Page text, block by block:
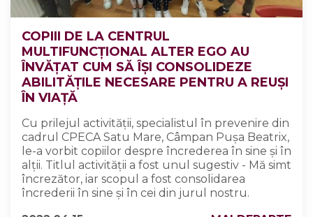
COPIII DE LA CENTRUL
MULTIFUNCȚIONAL ALTER EGO AU
ÎNVĂȚAT CUM SĂ ÎȘI CONSOLIDEZE
ABILITĂȚILE NECESARE PENTRU A REUȘI
ÎN VIAȚĂ
Cu prilejul activității, specialistul în prevenire din
cadrul CPECA Satu Mare, Câmpan Pușa Beatrix,
le-a vorbit copiilor despre încrederea în sine și în
alții. Titlul activității a fost unul sugestiv - Mă simt
încrezător, iar scopul a fost consolidarea
încrederii în sine și în cei din jurul nostru.